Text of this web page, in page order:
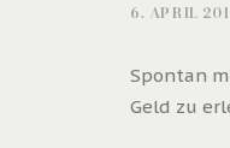
6. APRIL
Spontan
Geld zu